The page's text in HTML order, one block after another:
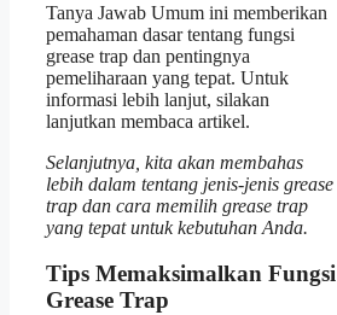
Tanya Jawab Umum ini memberikan
pemahaman dasar tentang fungsi
grease trap dan pentingnya
pemeliharaan yang tepat. Untuk
informasi lebih lanjut, silakan
lanjutkan membaca artikel.
Selanjutnya, kita akan membahas
lebih dalam tentang jenis-jenis grease
trap dan cara memilih grease trap
yang tepat untuk kebutuhan Anda.
Tips Memaksimalkan Fungsi
Grease Trap